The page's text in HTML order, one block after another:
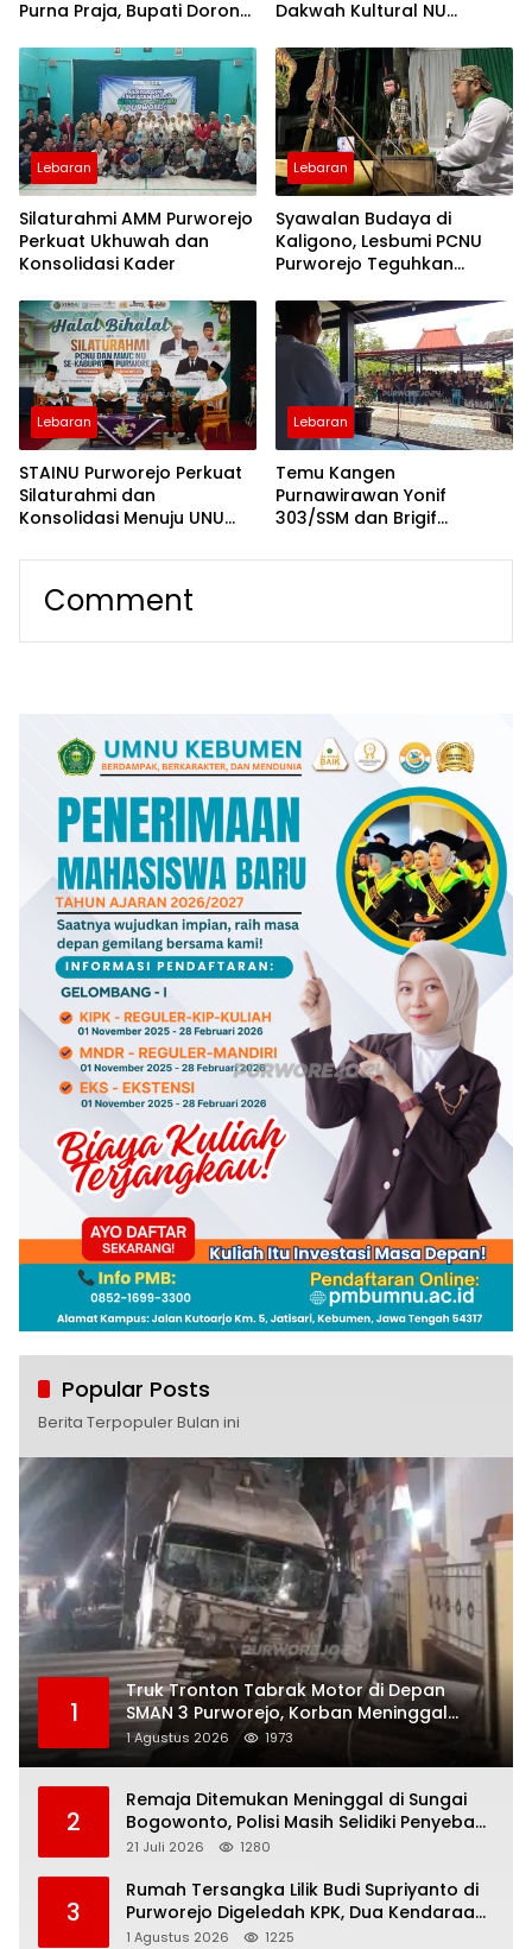
Purna Praja, Bupati Dorong
Berkualitas
Dakwah Kultural NU
Lebaran
Silaturahmi AMM Purworejo
Perkuat Ukhuwah dan
Konsolidasi Kader
Lebaran
Syawalan Budaya di
Kaligono, Lesbumi PCNU
Purworejo Teguhkan
Kaligesingan
Lebaran
STAINU Purworejo Perkuat
Silaturahmi dan
Konsolidasi Menuju UNU
Lebaran
Temu Kangen
Purnawirawan Yonif
303/SSM dan Brigif
Silaturahmi Sekaligus
Comment
Popular Posts
Berita Terpopuler Bulan ini
1
Truk Tronton Tabrak Motor di Depan
SMAN 3 Purworejo, Korban Meninggal
Dunia, Polisi Masih Selidiki Penyebab
1 Agustus 2026 1973
2
Remaja Ditemukan Meninggal di Sungai
Bogowonto, Polisi Masih Selidiki Penyebab
Kematian
21 Juli 2026 1280
3
Rumah Tersangka Lilik Budi Supriyanto di
Purworejo Digeledah KPK, Dua Kendaraan
Diamankan
1 Agustus 2026 1225